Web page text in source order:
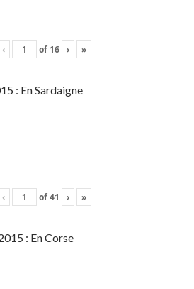
‹ of 16 › »
: En Sardaigne
‹ of41 › »
: En Corse